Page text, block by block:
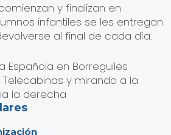
y finalizan en
infantiles se les entregan
al final de cada día.
y mirando a la
la derecha